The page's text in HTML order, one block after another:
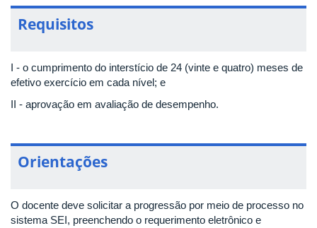
Requisitos
I - o cumprimento do interstício de 24 (vinte e quatro) meses de
efetivo exercício em cada nível; e
II - aprovação em avaliação de desempenho.
Orientações
O docente deve solicitar a progressão por meio de processo no
sistema SEI, preenchendo o requerimento eletrônico e